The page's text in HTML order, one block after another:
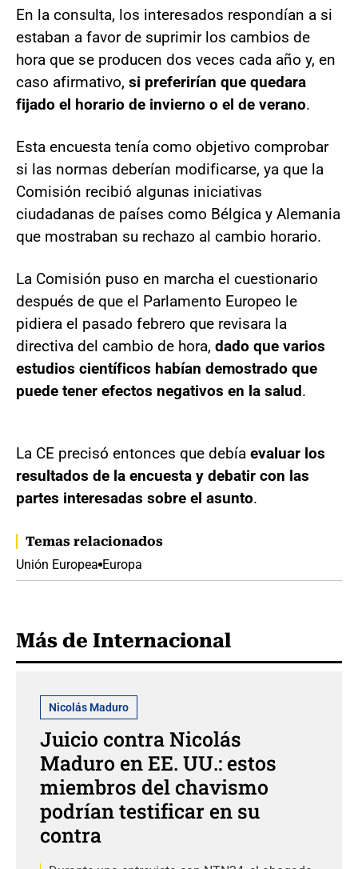
En la consulta, los interesados respondían a si
estaban a favor de suprimir los cambios de
hora que se producen dos veces cada año y, en
caso afirmativo, si preferirían que quedara
fijado el horario de invierno o el de verano.
Esta encuesta tenía como objetivo comprobar
si las normas deberían modificarse, ya que la
Comisión recibió algunas iniciativas
ciudadanas de países como Bélgica y Alemania
que mostraban su rechazo al cambio horario.
La Comisión puso en marcha el cuestionario
después de que el Parlamento Europeo le
pidiera el pasado febrero que revisara la
directiva del cambio de hora, dado que varios
estudios científicos habían demostrado que
puede tener efectos negativos en la salud.
La CE precisó entonces que debía evaluar los
resultados de la encuesta y debatir con las
partes interesadas sobre el asunto.
Temas relacionados
Unión Europea Europa
Más de Internacional
Nicolás Maduro
Juicio contra Nicolás
Maduro en EE. UU.: estos
miembros del chavismo
podrían testificar en su
contra